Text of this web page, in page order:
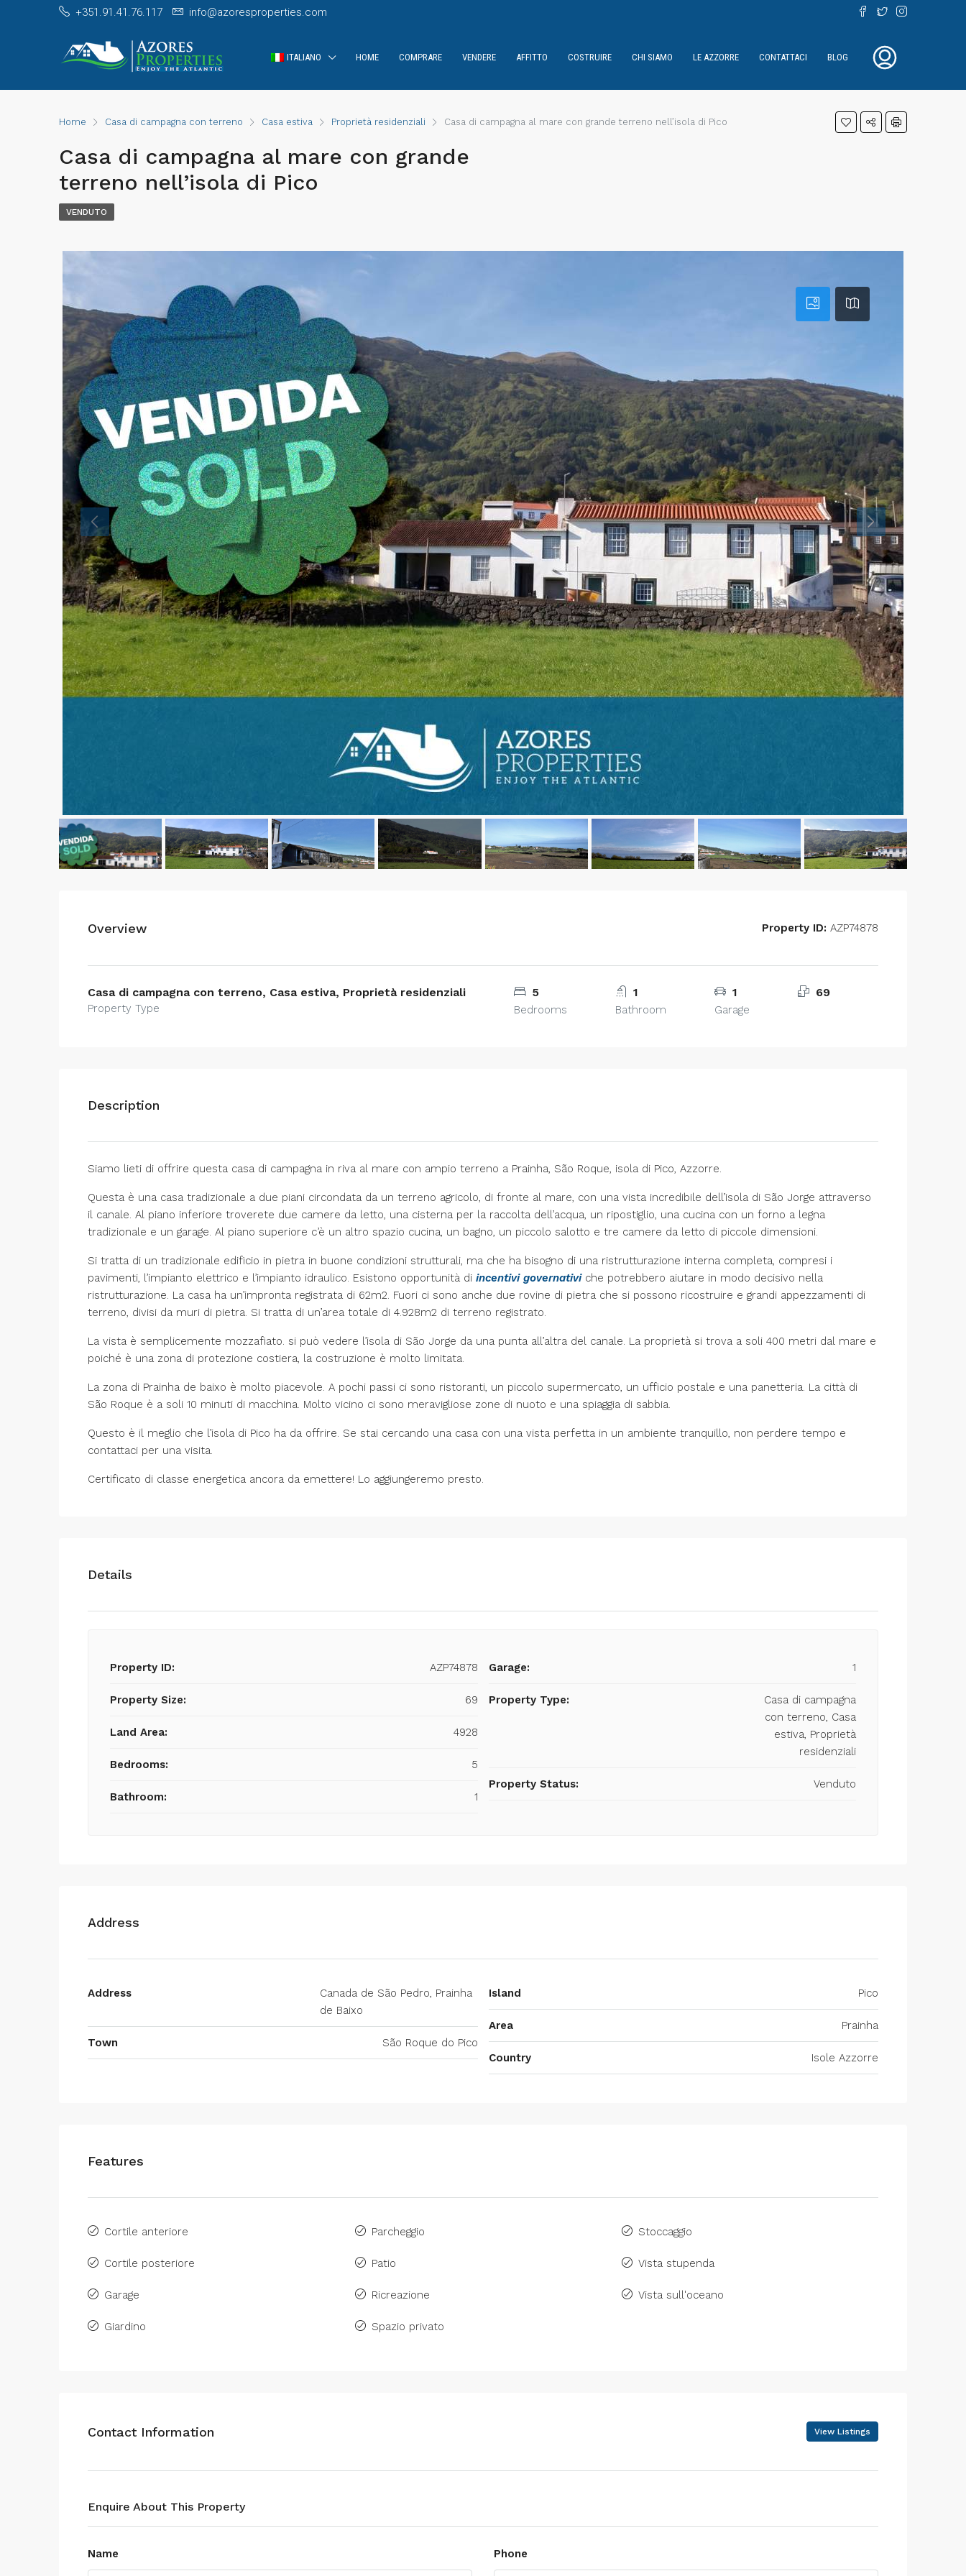
+351.91.41.76.117 info@azoresproperties.com
ITALIANO HOME COMPRARE VENDERE AFFITTO COSTRUIRE CHI SIAMO LE AZZORRE CONTATTACI BLOG
Home Casa di campagna con terreno Casa estiva Proprietà residenziali Casa di campagna al mare con grande terreno nell’isola di Pico
Casa di campagna al mare con grande
terreno nell’isola di Pico
VENDUTO
Overview Property ID: AZP74878
Casa di campagna con terreno, Casa estiva, Proprietà residenziali
Property Type
5
Bedrooms
1
Bathroom
1
Garage
69
Description
Siamo lieti di offrire questa casa di campagna in riva al mare con ampio terreno a Prainha, São Roque, isola di Pico, Azzorre.
Questa è una casa tradizionale a due piani circondata da un terreno agricolo, di fronte al mare, con una vista incredibile dell’isola di São Jorge attraverso
il canale. Al piano inferiore troverete due camere da letto, una cisterna per la raccolta dell’acqua, un ripostiglio, una cucina con un forno a legna
tradizionale e un garage. Al piano superiore c’è un altro spazio cucina, un bagno, un piccolo salotto e tre camere da letto di piccole dimensioni.
Si tratta di un tradizionale edificio in pietra in buone condizioni strutturali, ma che ha bisogno di una ristrutturazione interna completa, compresi i
pavimenti, l’impianto elettrico e l’impianto idraulico. Esistono opportunità di incentivi governativiche potrebbero aiutare in modo decisivo nella
ristrutturazione. La casa ha un’impronta registrata di 62m2. Fuori ci sono anche due rovine di pietra che si possono ricostruire e grandi appezzamenti di
terreno, divisi da muri di pietra. Si tratta di un’area totale di 4.928m2 di terreno registrato.
La vista è semplicemente mozzafiato. si può vedere l’isola di São Jorge da una punta all’altra del canale. La proprietà si trova a soli 400 metri dal mare e
poiché è una zona di protezione costiera, la costruzione è molto limitata.
La zona di Prainha de baixo è molto piacevole. A pochi passi ci sono ristoranti, un piccolo supermercato, un ufficio postale e una panetteria. La città di
São Roque è a soli 10 minuti di macchina. Molto vicino ci sono meravigliose zone di nuoto e una spiaggia di sabbia.
Questo è il meglio che l’isola di Pico ha da offrire. Se stai cercando una casa con una vista perfetta in un ambiente tranquillo, non perdere tempo e
contattaci per una visita.
Certificato di classe energetica ancora da emettere! Lo aggiungeremo presto.
Details
Property ID: AZP74878
Property Size: 69
Land Area: 4928
Bedrooms: 5
Bathroom: 1
Garage: 1
Property Type:
Casa di campagna
con terreno, Casa
estiva, Proprietà
residenziali
Property Status: Venduto
Address
Address
Canada de São Pedro, Prainha
de Baixo
Town São Roque do Pico
Island Pico
Area Prainha
Country Isole Azzorre
Features
Cortile anteriore
Cortile posteriore
Garage
Giardino
Parcheggio
Patio
Ricreazione
Spazio privato
Stoccaggio
Vista stupenda
Vista sull'oceano
Contact Information View Listings
Enquire About This Property
Name Phone